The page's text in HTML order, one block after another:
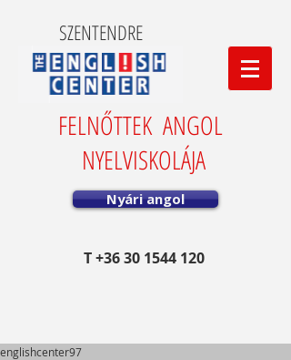
SZENTENDRE
FELNŐTTEK ANGOL
NYELVISKOLÁJA
Nyári angol
T+36 30 1544 120
englishcenter97